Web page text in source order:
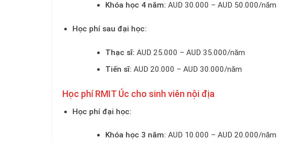
Khóa học 4 năm: AUD 30.000 – AUD 50.000/năm
Học phí sau đại học:
Thạc sĩ: AUD 25.000 – AUD 35.000/năm
Tiến sĩ: AUD 20.000 – AUD 30.000/năm
Học phí RMIT Úc cho sinh viên nội địa
Học phí đại học:
Khóa học 3 năm: AUD 10.000 – AUD 20.000/năm